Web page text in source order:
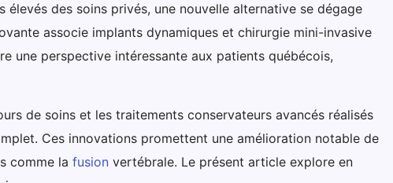
des soins privés, une nouvelle alternative se dégage
associe implants dynamiques et chirurgie mini-invasive
une perspective intéressante aux patients québécois,
de soins et les traitements conservateurs avancés réalisés
Ces innovations promettent une amélioration notable de
comme lafusion vertébrale. Le présent article explore en